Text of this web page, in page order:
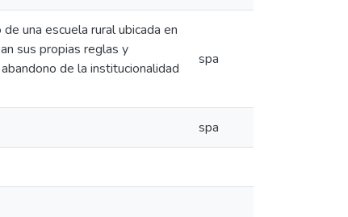
una escuela rural ubicada en
sus propias reglas y
de la institucionalidad
spa
spa